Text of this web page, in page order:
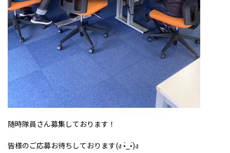
随時隊員さん募集しております！
皆様のご応募お待ちしております(ง •̀_•́)ง